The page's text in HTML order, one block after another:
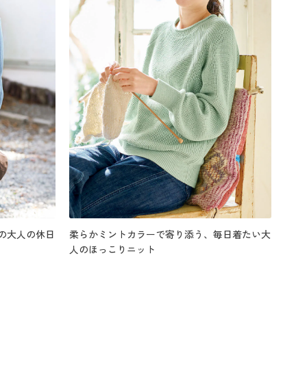
大人の休日
柔らかミントカラーで寄り添う、毎日着たい大
人のほっこりニット